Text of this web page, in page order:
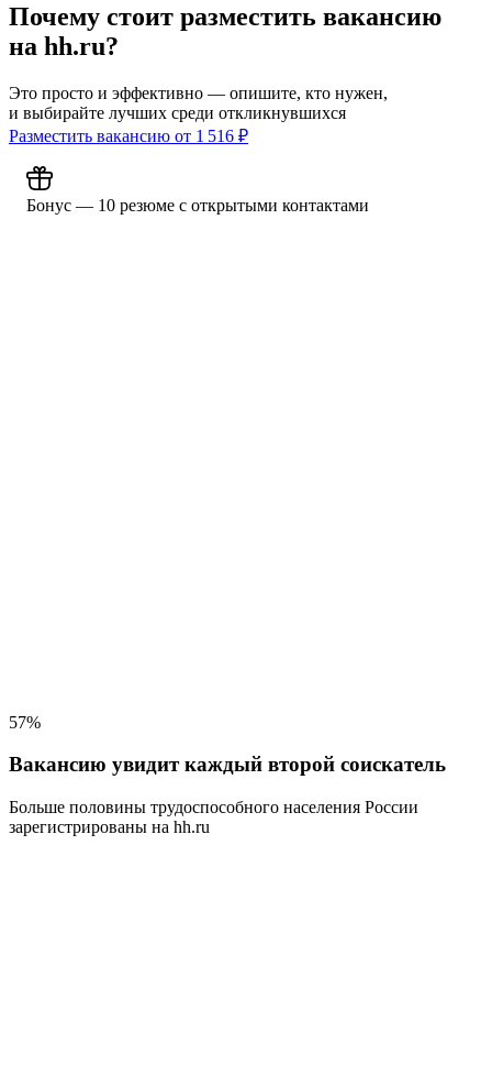
Почему стоит разместить вакансию
на hh.ru?
Это просто и эффективно — опишите, кто нужен,
и выбирайте лучших среди откликнувшихся
Разместить вакансию от 1 516 ₽
Бонус — 10 резюме с открытыми контактами
57%
Вакансию увидит каждый второй соискатель
Больше половины трудоспособного населения России
зарегистрированы на hh.ru